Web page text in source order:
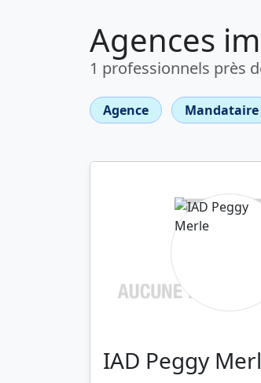
Agences
1 professionnels près
Agence Mandataire
IAD Peggy